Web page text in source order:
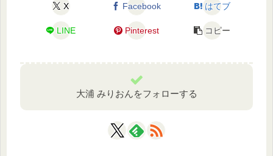
X Facebook はてブ
LINE Pinterest コピー
大浦 みりおんをフォローする